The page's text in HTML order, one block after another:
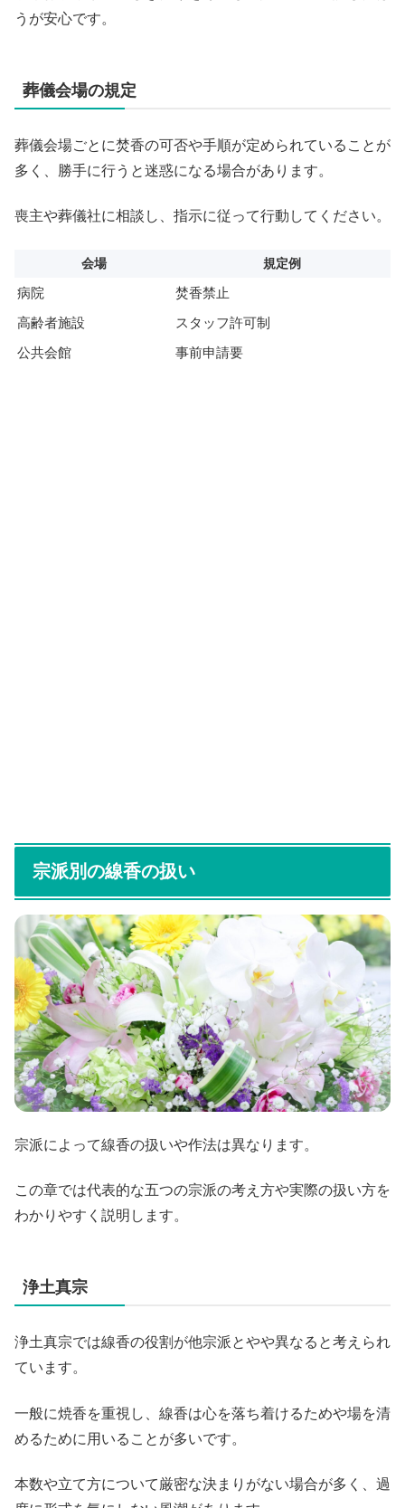
うが安心です。
葬儀会場の規定
葬儀会場ごとに焚香の可否や手順が定められていることが
多く、勝手に行うと迷惑になる場合があります。
喪主や葬儀社に相談し、指示に従って行動してください。
会場 規定例
病院
焚香禁止
高齢者施設
スタッフ許可制
公共会館
事前申請要
宗派別の線香の扱い
宗派によって線香の扱いや作法は異なります。
この章では代表的な五つの宗派の考え方や実際の扱い方を
わかりやすく説明します。
浄土真宗
浄土真宗では線香の役割が他宗派とやや異なると考えられ
ています。
一般に焼香を重視し、線香は心を落ち着けるためや場を清
めるために用いることが多いです。
本数や立て方について厳密な決まりがない場合が多く、過